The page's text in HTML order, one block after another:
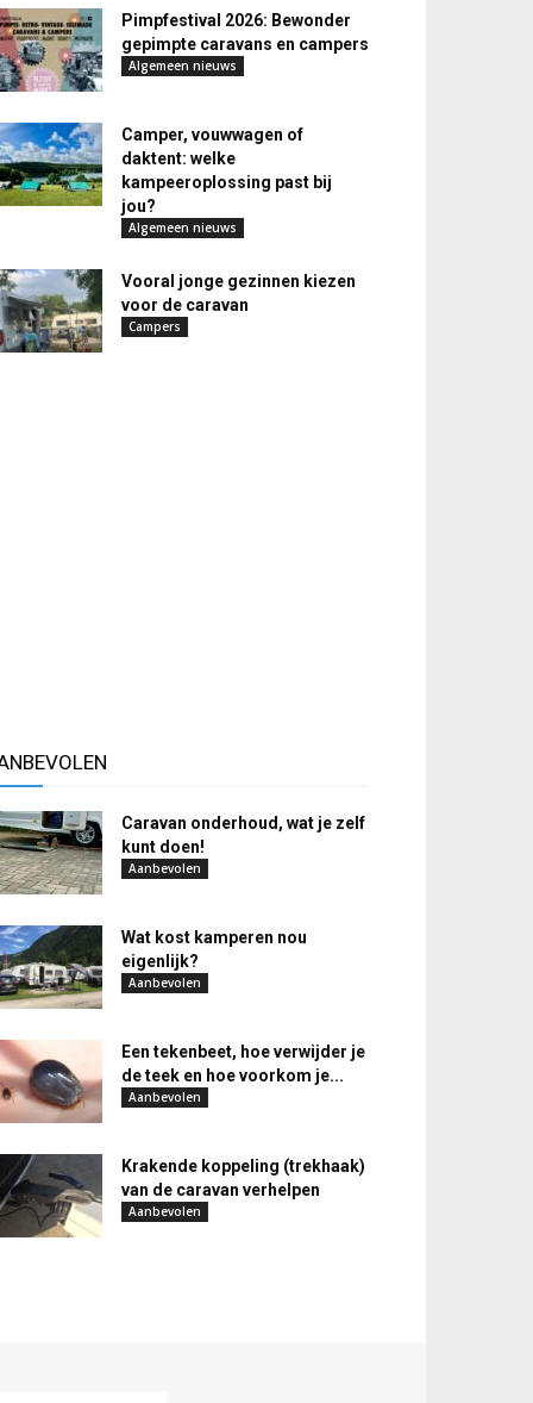
Pimpfestival 2026: Bewonder
gepimpte caravans en campers
Algemeen nieuws
Camper, vouwwagen of
daktent: welke
kampeeroplossing past bij
jou?
Algemeen nieuws
Vooral jonge gezinnen kiezen
voor de caravan
Campers
Caravan onderhoud, wat je zelf
kunt doen!
Aanbevolen
Wat kost kamperen nou
eigenlijk?
Aanbevolen
Een tekenbeet, hoe verwijder je
de teek en hoe voorkom je...
Aanbevolen
Krakende koppeling (trekhaak)
van de caravan verhelpen
Aanbevolen